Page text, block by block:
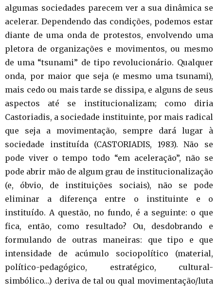
algumas sociedades parecem ver a sua dinâmica se
acelerar. Dependendo das condições, podemos estar
diante de uma onda de protestos, envolvendo uma
pletora de organizações e movimentos, ou mesmo
de uma “tsunami” de tipo revolucionário. Qualquer
onda, por maior que seja (e mesmo uma tsunami),
mais cedo ou mais tarde se dissipa, e alguns de seus
aspectos até se institucionalizam; como diria
Castoriadis, a sociedade instituinte, por mais radical
que seja a movimentação, sempre dará lugar à
sociedade instituída (CASTORIADIS, 1983). Não se
pode viver o tempo todo “em aceleração”, não se
pode abrir mão de algum grau de institucionalização
(e, óbvio, de instituições sociais), não se pode
eliminar a diferença entre o instituinte e o
instituído. A questão, no fundo, é a seguinte: o que
fica, então, como resultado? Ou, desdobrando e
formulando de outras maneiras: que tipo e que
intensidade de acúmulo sociopolítico (material,
político-pedagógico, estratégico, cultural-
simbólico…) deriva de tal ou qual movimentação/luta